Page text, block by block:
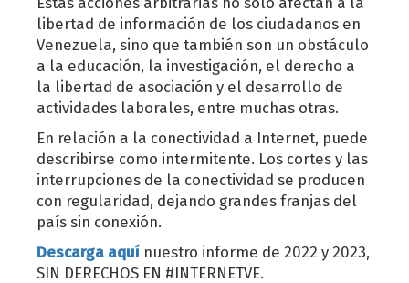
libertad de información de los ciudadanos en
Venezuela, sino que también son un obstáculo
a la educación, la investigación, el derecho a
la libertad de asociación y el desarrollo de
actividades laborales, entre muchas otras.
En relación a la conectividad a Internet, puede
describirse como intermitente. Los cortes y las
interrupciones de la conectividad se producen
con regularidad, dejando grandes franjas del
país sin conexión.
Descarga aquí nuestro informe de 2022 y 2023,
SIN DERECHOS EN #INTERNETVE.